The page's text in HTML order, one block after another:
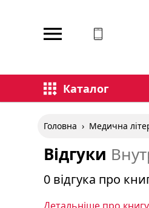
Каталог
Головна › Медична
Відгуки
0 відгука про